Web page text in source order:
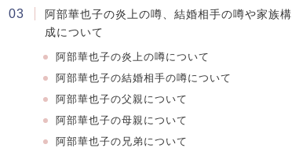
阿部華也子の炎上の噂、結婚相手の噂や家族構
成について
阿部華也子の炎上の噂について
阿部華也子の結婚相手の噂について
阿部華也子の父親について
阿部華也子の母親について
阿部華也子の兄弟について